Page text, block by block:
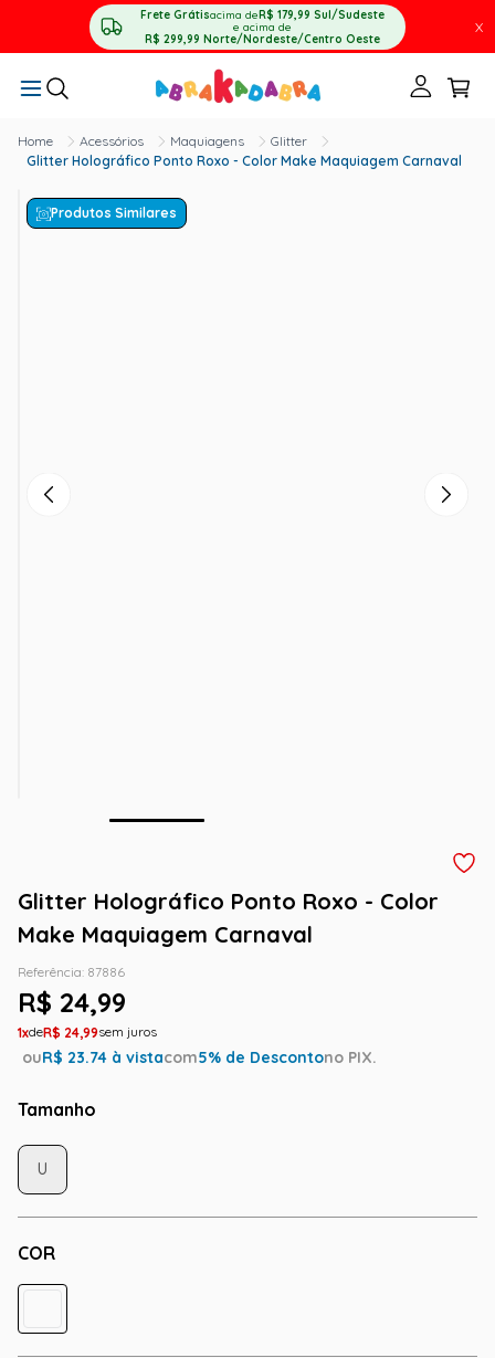
Frete Grátisacima deR$ 179,99 Sul/Sudeste
e acima de
R$ 299,99 Norte/Nordeste/Centro Oeste
X
Acessórios Maquiagens
Glitter
Glitter Holográfico Ponto Roxo - Color Make Maquiagem Carnaval
Produtos Similares
Glitter Holográfico Ponto Roxo - Color
Make Maquiagem Carnaval
Referência: 87886
R$ 24,99
1 R$ 24,99
ouR$ 23.74 à vistacom5% de Descontono PIX.
Tamanho
COR
U